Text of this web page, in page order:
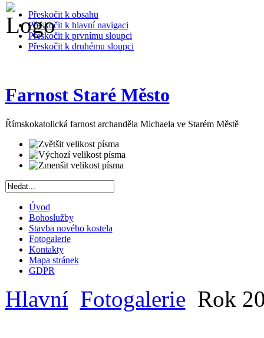
Přeskočit k obsahu
Přeskočit k hlavní navigaci
Přeskočit k prvnímu sloupci
Přeskočit k druhému sloupci
Farnost Staré Město
Římskokatolická farnost archanděla Michaela ve Starém Městě
Úvod
Bohoslužby
Stavba nového kostela
Fotogalerie
Kontakty
Mapa stránek
GDPR
Hlavní Fotogalerie Rok